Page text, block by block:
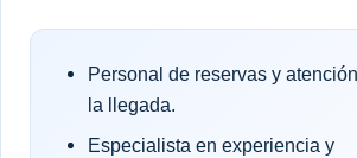
Personal de reservas y
la llegada.
Especialista en experiencia y